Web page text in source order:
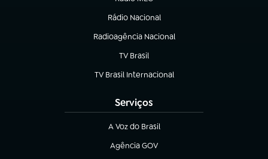
Rádio Nacional
(abre em nova aba)
Radioagência Nacional
(abre em nova aba)
TV Brasil
(abre em nova aba)
TV Brasil Internacional
(abre em nova aba)
Serviços
A Voz do Brasil
(abre em nova aba)
Agência GOV
(abre em nova aba)